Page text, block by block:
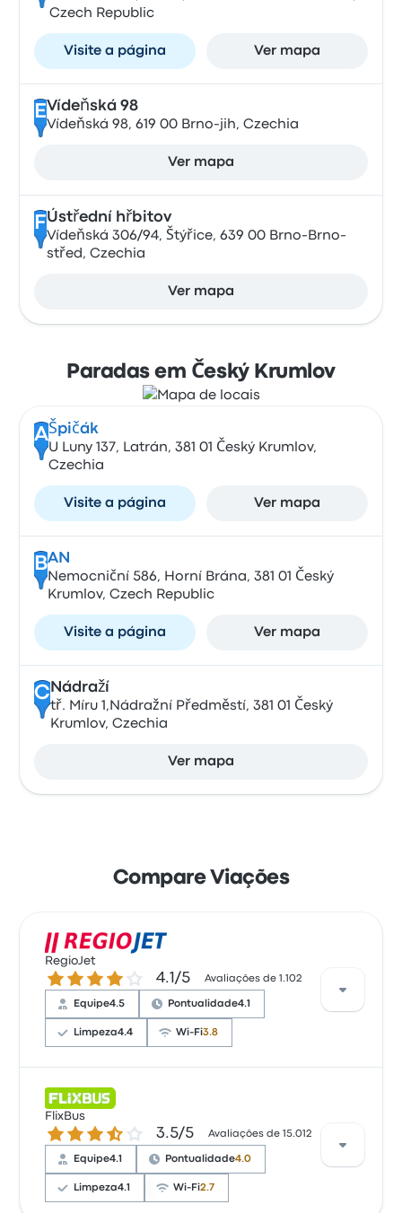
Czech Republic
Visite a página Ver mapa
EVídeňská 98
Vídeňská 98, 619 00 Brno-jih, Czechia
Ver mapa
F Ústřední hřbitov
Vídeňská 306/94, Štýřice, 639 00 Brno-Brno-
střed, Czechia
Ver mapa
Paradas em Český Krumlov
AŠpičák
U Luny 137, Latrán, 381 01 Český Krumlov,
Czechia
Visite a página Ver mapa
BAN
Nemocniční 586, Horní Brána, 381 01 Český
Krumlov, Czech Republic
Visite a página Ver mapa
CNádraží
tř. Míru 1,Nádražní Předměstí, 381 01 Český
Krumlov, Czechia
Ver mapa
Compare Viações
RegioJet
4.1 de 5 estrelas 4.1/5 Avaliações de 1.102
Equipe4.5 Pontualidade4.1
Limpeza4.4 Wi-Fi3.8
Com base em 1102 avaliações, a empresa tem 4.1
estrelas no Busbud. Os viajantes ficaram satisfeitos
principalmente com a equipe e o local da saída, mas
RegioJet nesta viagem custam a partir de R$ 119
FlixBus
3.5 de 5 estrelas 3.5/5 Avaliações de 15.012
Equipe4.1 Pontualidade4.0
Limpeza4.1 Wi-Fi2.7